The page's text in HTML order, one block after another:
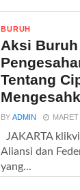
BURUH
Aksi Buruh
Tentang
BYADMIN
JAKARTA
Aliansi dan
yang...